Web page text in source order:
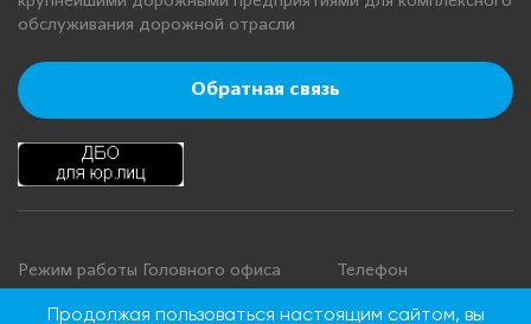
обслуживания дорожной отрасли
Обратная связь
Режим работы Головного офиса
Понедельник - четверг: с 9:00 до
Телефон
+7 495 276 00 22
Продолжая пользоваться настоящим сайтом, вы